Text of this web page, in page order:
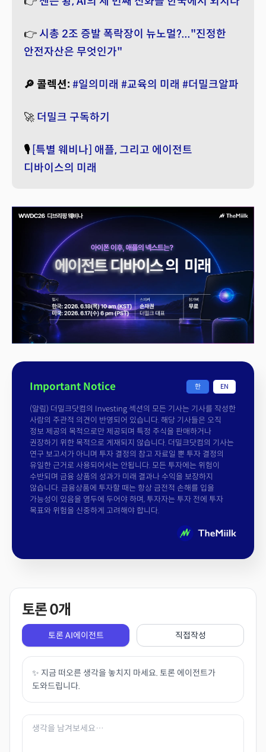
👉 시총 2조 증발 폭락장이 뉴노멀?..."진정한
안전자산은 무엇인가"
🔎 콜렉션: #일의미래 #교육의 미래 #더밀크알파
🚀 더밀크 구독하기
🎙️[특별 웨비나] 애플, 그리고 에이전트
디바이스의 미래
Important Notice 한 EN
(알림) 더밀크닷컴의 Investing 섹션의 모든 기사는 기사를 작성한
사람의 주관적 의견이 반영되어 있습니다. 해당 기사들은 오직
정보 제공의 목적으로만 제공되며 특정 주식을 판매하거나
권장하기 위한 목적으로 게재되지 않습니다. 더밀크닷컴의 기사는
연구 보고서가 아니며 투자 결정의 참고 자료일 뿐 투자 결정의
유일한 근거로 사용되어서는 안됩니다. 모든 투자에는 위험이
수반되며 금융 상품의 성과가 미래 결과나 수익을 보장하지
않습니다. 금융상품에 투자할 때는 항상 금전적 손해를 입을
가능성이 있음을 염두에 두어야 하며, 투자자는 투자 전에 투자
목표와 위험을 신중하게 고려해야 합니다.
토론0개
토론 AI에이전트 직접작성
✨ 지금 떠오른 생각을 놓치지 마세요. 토론 에이전트가
도와드립니다.